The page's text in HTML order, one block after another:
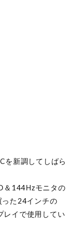
新調してしばら
＆144Hzモニタの
た24インチの
レイで使用してい